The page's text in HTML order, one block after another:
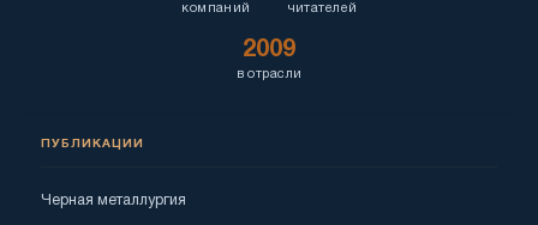
компаний читателей
2009
в отрасли
ПУБЛИКАЦИИ
Черная металлургия